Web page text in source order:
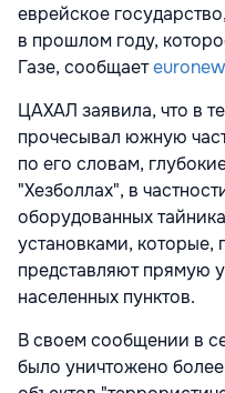
еврейское
в прошлом году,
Газе, сообщает
ЦАХАЛ заявила, что в
прочесывал южную
по его словам,
"Хезболлах", в
оборудованных
установками,
представляют прямую
населенных пунктов.
В своем сообщении в
было уничтожено